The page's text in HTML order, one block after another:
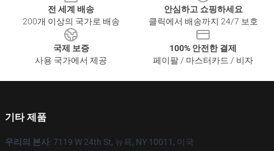
전 세계 배송
200개 이상의 국가로 배송
안심하고 쇼핑하세요
클릭에서 배송까지 24/7 보호
국제 보증
사용 국가에서 제공
100% 안전한 결제
페이팔 / 마스터카드 / 비자
기타 제품
우리의 본사: 7119 W 24th St, 뉴욕, NY 10011, 미국